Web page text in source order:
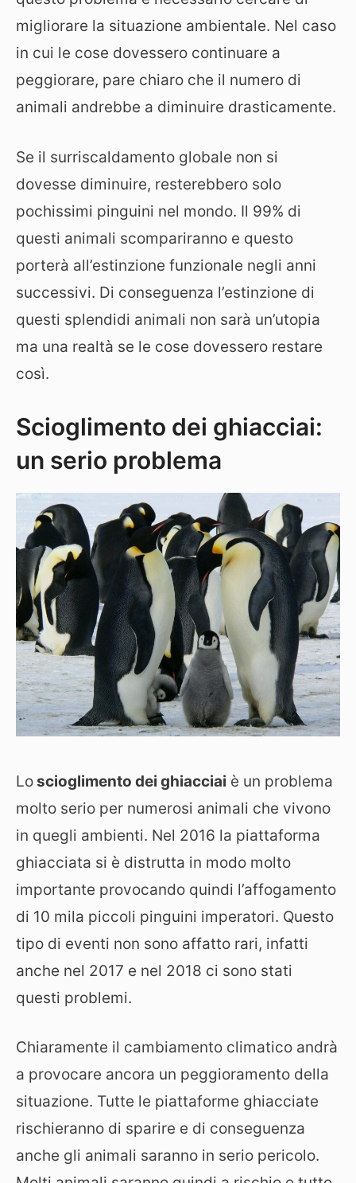
migliorare la situazione ambientale. Nel caso
in cui le cose dovessero continuare a
peggiorare, pare chiaro che il numero di
animali andrebbe a diminuire drasticamente.
Se il surriscaldamento globale non si
dovesse diminuire, resterebbero solo
pochissimi pinguini nel mondo. Il 99% di
questi animali scompariranno e questo
porterà all’estinzione funzionale negli anni
successivi. Di conseguenza l’estinzione di
questi splendidi animali non sarà un’utopia
ma una realtà se le cose dovessero restare
così.
Scioglimento dei ghiacciai:
un serio problema
Loscioglimento dei ghiacciai è un problema
molto serio per numerosi animali che vivono
in quegli ambienti. Nel 2016 la piattaforma
ghiacciata si è distrutta in modo molto
importante provocando quindi l’affogamento
di 10 mila piccoli pinguini imperatori. Questo
tipo di eventi non sono affatto rari, infatti
anche nel 2017 e nel 2018 ci sono stati
questi problemi.
Chiaramente il cambiamento climatico andrà
a provocare ancora un peggioramento della
situazione. Tutte le piattaforme ghiacciate
rischieranno di sparire e di conseguenza
anche gli animali saranno in serio pericolo.